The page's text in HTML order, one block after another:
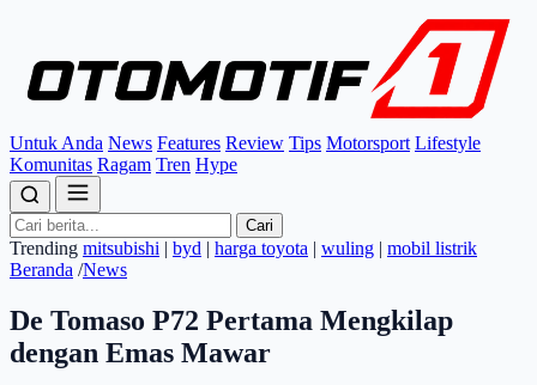
Untuk Anda News Features Review Tips Motorsport Lifestyle
Komunitas Ragam Tren Hype
Cari
Trending mitsubishi | byd | harga toyota | wuling | mobil listrik
Beranda /News
De Tomaso P72 Pertama Mengkilap
dengan Emas Mawar